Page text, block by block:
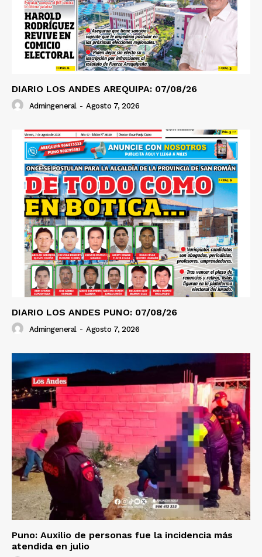
DIARIO LOS ANDES AREQUIPA: 07/08/26
Admingeneral - Agosto 7, 2026
DIARIO LOS ANDES PUNO: 07/08/26
Admingeneral - Agosto 7, 2026
Puno: Auxilio de personas fue la incidencia más
atendida en julio